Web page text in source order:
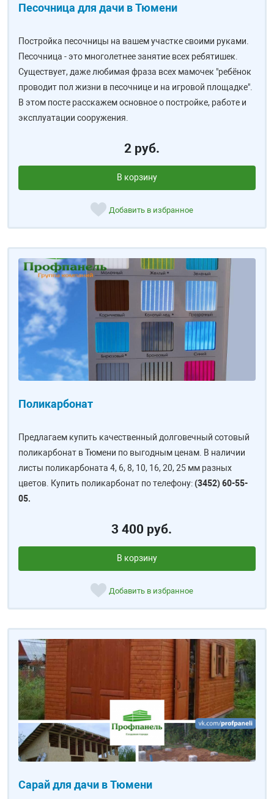
Песочница для дачи в Тюмени
Постройка песочницы на вашем участке своими руками.
Песочница - это многолетнее занятие всех ребятишек.
Существует, даже любимая фраза всех мамочек "ребёнок
проводит пол жизни в песочнице и на игровой площадке".
В этом посте расскажем основное о постройке, работе и
эксплуатации сооружения.
2 руб.
В корзину
Добавить в избранное
Поликарбонат
Предлагаем купить качественный долговечный сотовый
поликарбонат в Тюмени по выгодным ценам. В наличии
листы поликарбоната 4, 6, 8, 10, 16, 20, 25 мм разных
цветов. Купить поликарбонат по телефону:(3452) 60-55-
05.
3 400 руб.
В корзину
Добавить в избранное
Сарай для дачи в Тюмени